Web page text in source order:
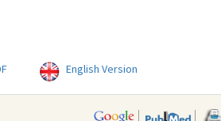
English Version